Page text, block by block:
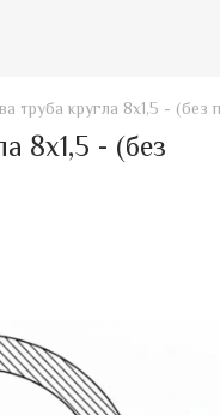
труба кругла 8х1,5 - (без
8х1,5 - (без